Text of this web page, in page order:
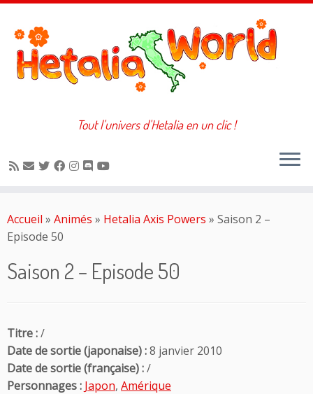
au
contenu
Tout l'univers d'Hetalia en un clic !
Accueil » Animés » Hetalia Axis Powers » Saison 2 –
Episode 50
Saison 2 – Episode 50
Titre :/
Date de sortie (japonaise) :8 janvier 2010
Date de sortie (française) :/
Personnages : Japon, Amérique